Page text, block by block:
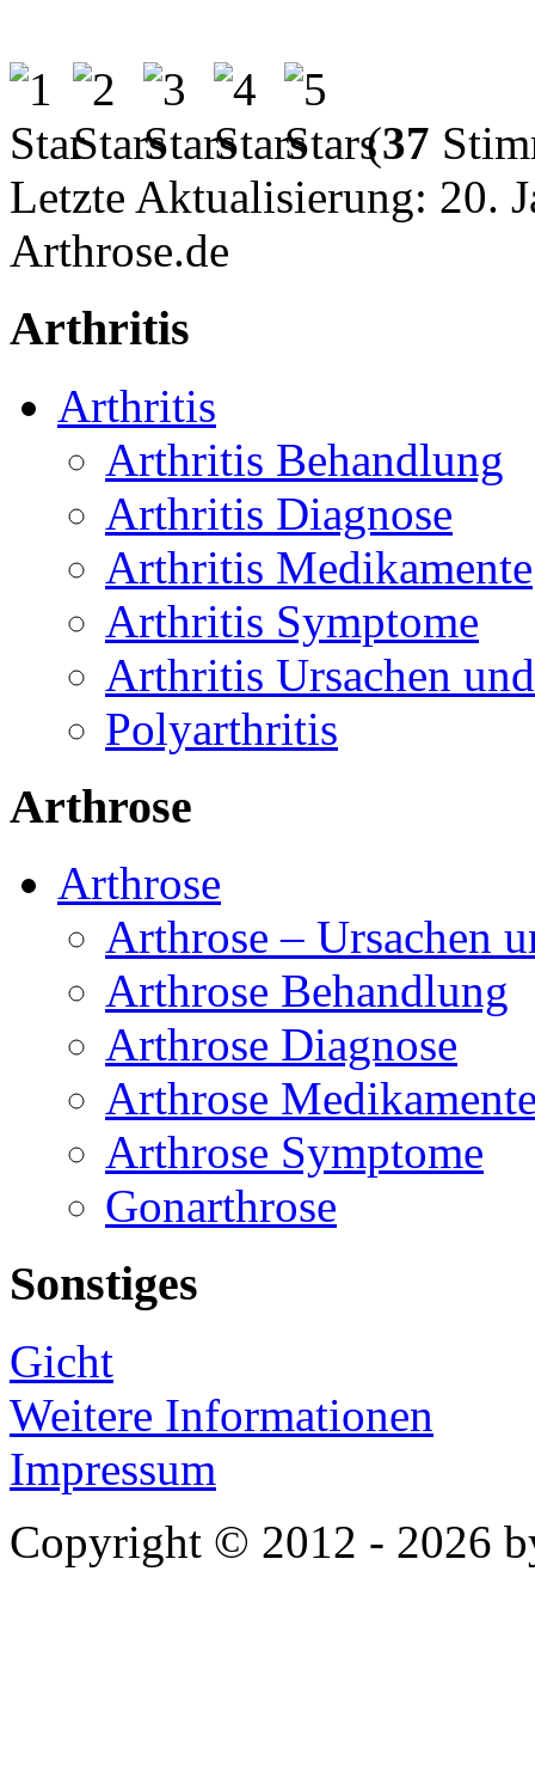
(37
Letzte Aktualisierung: 20.
Arthrose.de
Arthritis
Arthritis
Arthritis Behandlung
Arthritis Diagnose
Arthritis Medikamente
Arthritis Symptome
Arthritis Ursachen
Polyarthritis
Arthrose
Arthrose
Arthrose – Ursachen
Arthrose Behandlung
Arthrose Diagnose
Arthrose
Arthrose Symptome
Gonarthrose
Sonstiges
Gicht
Weitere Informationen
Impressum
Copyright © 2012 - 2026